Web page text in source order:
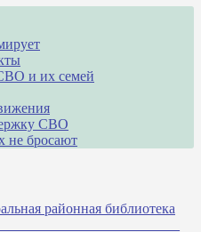
и их семей
СВО
не бросают
районная библиотека